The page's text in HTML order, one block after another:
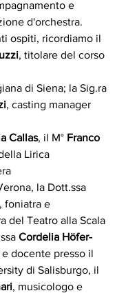
e
d'orchestra.
ospiti, ricordiamo il
, titolare del corso
di Siena; la Sig.ra
, casting manager
Callas, il M° Franco
Lirica
la Dott.ssa
, foniatra e
del Teatro alla Scala
Cordelia Hӧfer-
e docente presso il
di Salisburgo, il
, musicologo e